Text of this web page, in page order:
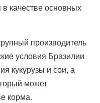
качестве основных
производитель
условия Бразилии
кукурузы и сои, а
может
корма.